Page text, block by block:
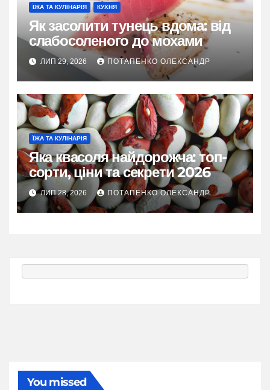
ЇЖА ТА КУЛІНАРІЯ КУХНЯ
Як засолити тунець вдома: від
слабосоленого до мохами
ЛИП 29, 2026 ПОТАПЕНКО ОЛЕКСАНДР
ЇЖА ТА КУЛІНАРІЯ
Яка квасоля найдорожча: топ-
сорти, ціни та секрети 2026
ЛИП 28, 2026 ПОТАПЕНКО ОЛЕКСАНДР
You missed